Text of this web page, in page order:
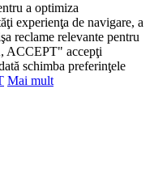
a optimiza
experienţa de navigare, a
reclame relevante pentru
ACCEPT" accepţi
schimba preferinţele
Mai mult